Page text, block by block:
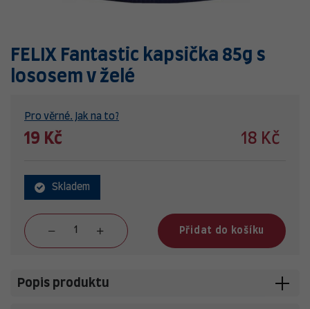
FELIX Fantastic kapsička 85g s
lososem v želé
Pro věrné. Jak na to?
19 Kč 18 Kč
Skladem
Přidat do košíku
Popis produktu